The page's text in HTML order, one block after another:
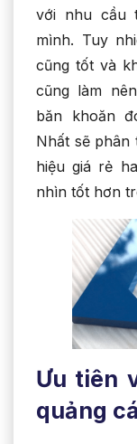
với nhu cầu
mình. Tuy
cũng tốt và
cũng làm
băn khoăn
Nhất sẽ phân
hiệu giá rẻ
nhìn tốt hơn
Ưu tiên
quảng